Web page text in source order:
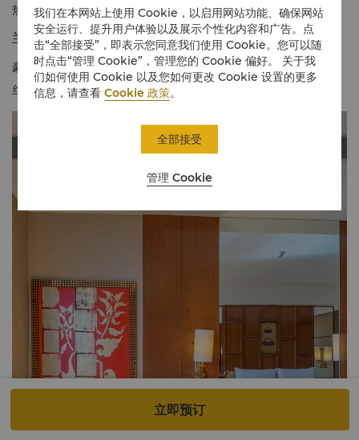
热线电话 1 866 565 5050
兰纳传统装潢，秀美自然景观
豪华客房设计以泰北 “兰那文艺复兴”为主题，运用了大量的柚木与
丝绸元素。
立即预订
我们在本网站上使用 Cookie，以启用网站功能、确保网站
安全运行、提升用户体验以及展示个性化内容和广告。点
击“全部接受”，即表示您同意我们使用 Cookie。您可以随
时点击“管理 Cookie”，管理您的 Cookie 偏好。 关于我
们如何使用 Cookie 以及您如何更改 Cookie 设置的更多
信息，请查看Cookie 政策。
管理 Cookie
全部接受